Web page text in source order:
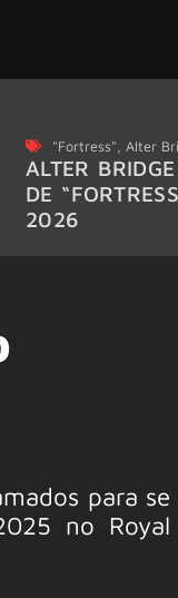
"Fortress" Alter
ALTER
DE
2026
para se
no Royal